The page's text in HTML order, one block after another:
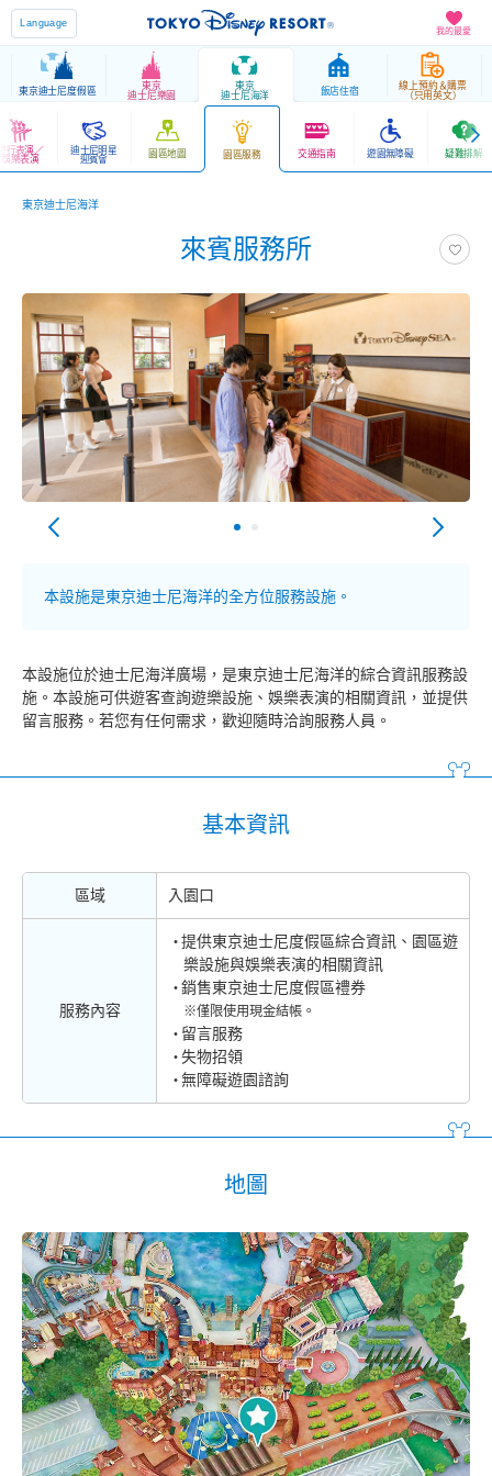
我的最愛
Language
東京迪士尼度假區
東京
迪士尼樂園
東京
迪士尼海洋
飯店住宿
線上預約＆購票
（只用英文）
行表演／
娛樂表演
迪士尼明星
迎賓會 園區地圖 園區服務 交通指南 遊園無障礙 疑難排解
東京迪士尼海洋
來賓服務所
本設施是東京迪士尼海洋的全方位服務設施。
本設施位於迪士尼海洋廣場，是東京迪士尼海洋的綜合資訊服務設
施。本設施可供遊客查詢遊樂設施、娛樂表演的相關資訊，並提供
留言服務。若您有任何需求，歡迎隨時洽詢服務人員。
基本資訊
區域 入園口
服務內容
提供東京迪士尼度假區綜合資訊、園區遊
樂設施與娛樂表演的相關資訊
銷售東京迪士尼度假區禮券
※僅限使用現金結帳。
留言服務
失物招領
無障礙遊園諮詢
地圖